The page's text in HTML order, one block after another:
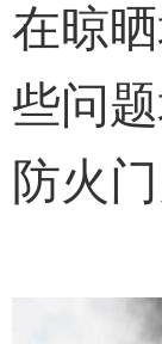
在晾
些问
防火